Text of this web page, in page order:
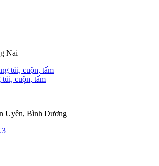
Nai
túi, cuộn, tấm
Uyên, Bình Dương